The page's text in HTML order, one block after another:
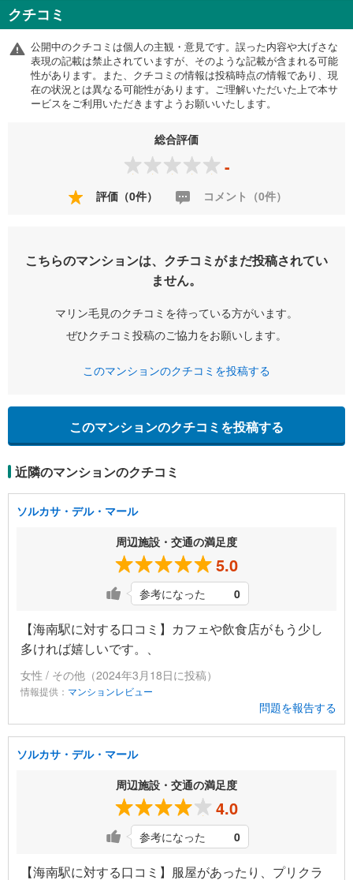
クチコミ
公開中のクチコミは個人の主観・意見です。誤った内容や大げさな
表現の記載は禁止されていますが、そのような記載が含まれる可能
性があります。また、クチコミの情報は投稿時点の情報であり、現
在の状況とは異なる可能性があります。ご理解いただいた上で本サ
ービスをご利用いただきますようお願いいたします。
総合評価
-
評価（0件） コメント（0件）
こちらのマンションは、クチコミがまだ投稿されてい
ません。
マリン毛見のクチコミを待っている方がいます。
ぜひクチコミ投稿のご協力をお願いします。
このマンションのクチコミを投稿する
このマンションのクチコミを投稿する
近隣のマンションのクチコミ
ソルカサ・デル・マール
周辺施設・交通の満足度
5.0
参考になった 0
【海南駅に対する口コミ】カフェや飲食店がもう少し
多ければ嬉しいです。、
女性 / その他（2024年3月18日に投稿）
情報提供： マンションレビュー
問題を報告する
ソルカサ・デル・マール
周辺施設・交通の満足度
4.0
参考になった 0
【海南駅に対する口コミ】服屋があったり、プリクラ